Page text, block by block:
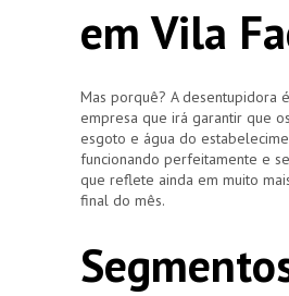
em Vila
Mas porquê? A desentupidora
empresa que irá garantir que
esgoto e água do
funcionando perfeitamente e
que reflete ainda em muito
final do mês.